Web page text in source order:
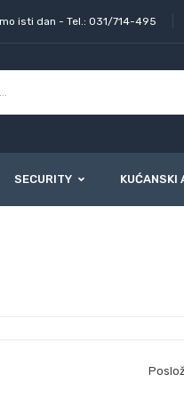
isti dan - Tel.: 031/714-495
SECURITY KUĆANSKI